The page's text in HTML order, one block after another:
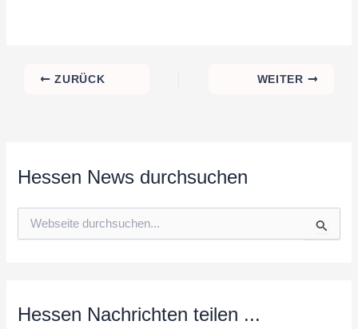
ZURÜCK WEITER
Hessen News durchsuchen
nHessen Nachrichten teilen ...